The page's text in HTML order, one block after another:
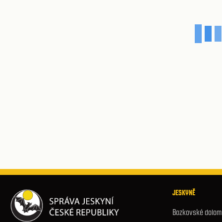
JESKYNĚ
Bozkovské